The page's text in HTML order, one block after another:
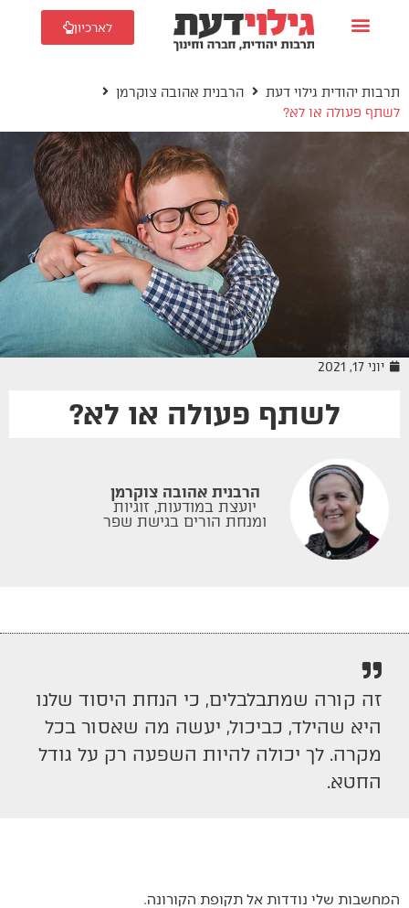
לארכיון
תרבות יהודית גילוי דעת
הרבנית אהובה צוקרמן
לשתף פעולה או לא?
יוני 17, 2021
הרבנית אהובה צוקרמן
לשתף פעולה או לא?
הרבנית אהובה צוקרמן
יועצת במודעות, זוגיות
ומנחת הורים בגישת שפר
זה קורה שמתבלבלים, כי הנחת היסוד שלנו
היא שהילד, כביכול, יעשה מה שאסור בכל
מקרה. לך יכולה להיות השפעה רק על גודל
החטא.
המחשבות שלי נודדות אל תקופת הקורונה.